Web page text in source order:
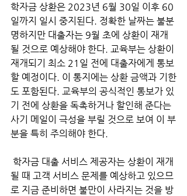
학자금 상환은 2023년 6월 30일 이후 60
일까지 일시 중지된다. 정확한 날짜는 불분
명하지만 대출자는 9월 초에 상환이 재개
될 것으로 예상해야 한다. 교육부는 상환이
재개되기 최소 21일 전에 대출자에게 통보
할 예정이다. 이 통지에는 상환 금액과 기한
도 포함된다. 교육부의 공식적인 통보가 있
기 전에 상환을 독촉하거나 할인해 준다는
사기 메일이 극성을 부릴 것으로 보여 이 부
분을 특히 주의해야 한다.
될 때 고객 서비스 문제를 예상하고 있으므
로 지금 준비하면 불만이 사라지는 것을 방